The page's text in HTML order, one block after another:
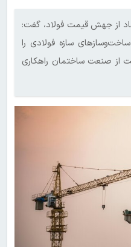
از جهش قیمت فولاد، گفت:
سازه فولادی را
از صنعت ساختمان راهکاری